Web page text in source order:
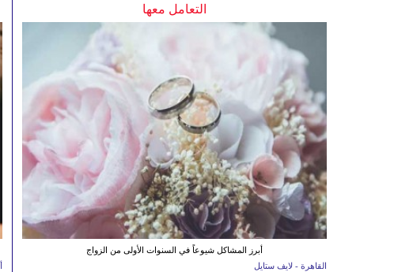
التعامل معها
أبرز المشاكل شيوعاً في السنوات الأولى من الزواج
القاهرة - لايف ستايل